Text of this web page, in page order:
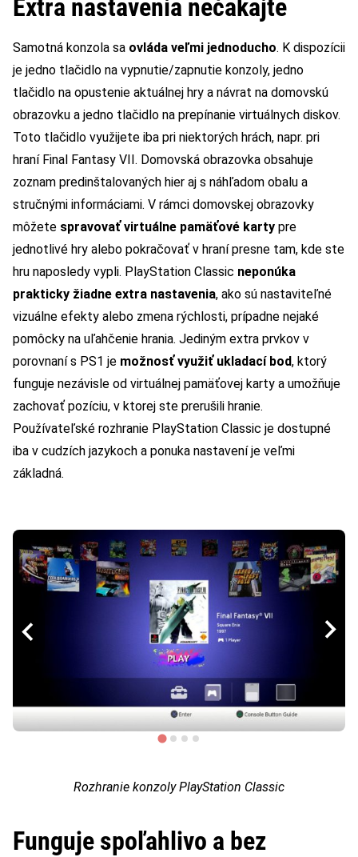
Extra nastavenia nečakajte
Samotná konzola sa ovláda veľmi jednoducho. K dispozícii
je jedno tlačidlo na vypnutie/zapnutie konzoly, jedno
tlačidlo na opustenie aktuálnej hry a návrat na domovskú
obrazovku a jedno tlačidlo na prepínanie virtuálnych diskov.
Toto tlačidlo využijete iba pri niektorých hrách, napr. pri
hraní Final Fantasy VII. Domovská obrazovka obsahuje
zoznam predinštalovaných hier aj s náhľadom obalu a
stručnými informáciami. V rámci domovskej obrazovky
môžete spravovať virtuálne pamäťové karty pre
jednotlivé hry alebo pokračovať v hraní presne tam, kde ste
hru naposledy vypli. PlayStation Classic neponúka
prakticky žiadne extra nastavenia, ako sú nastaviteľné
vizuálne efekty alebo zmena rýchlosti, prípadne nejaké
pomôcky na uľahčenie hrania. Jediným extra prvkov v
porovnaní s PS1 je možnosť využiť ukladací bod, ktorý
funguje nezávisle od virtuálnej pamäťovej karty a umožňuje
zachovať pozíciu, v ktorej ste prerušili hranie.
Používateľské rozhranie PlayStation Classic je dostupné
iba v cudzích jazykoch a ponuka nastavení je veľmi
základná.
Rozhranie konzoly PlayStation Classic
Funguje spoľahlivo a bez